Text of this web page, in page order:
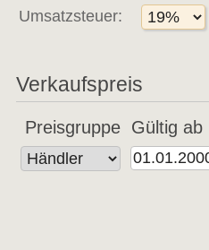
Umsatzsteuer:
Verkaufspreis
Preisgruppe Gültig ab